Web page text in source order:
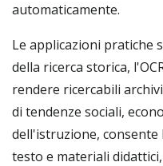
automaticamente.
Le applicazioni pratiche
della ricerca storica,
rendere ricercabili
di tendenze sociali,
dell'istruzione, consente
testo e materiali